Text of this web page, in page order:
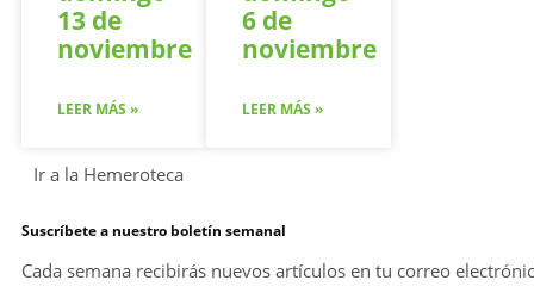
13 de
noviembre
LEER MÁS »
6 de
noviembre
LEER MÁS »
Ir a la Hemeroteca
Suscríbete a nuestro boletín semanal
Cada semana recibirás nuevos artículos en tu correo